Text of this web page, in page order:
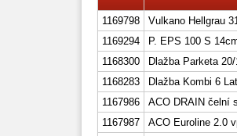
1169798
Vulkano Hellgrau
1169294
P. EPS 100 S
1168300
Dlažba Parketa
1168283
Dlažba Kombi 6
1167986
ACO DRAIN čelní
1167987
ACO Euroline 2.0